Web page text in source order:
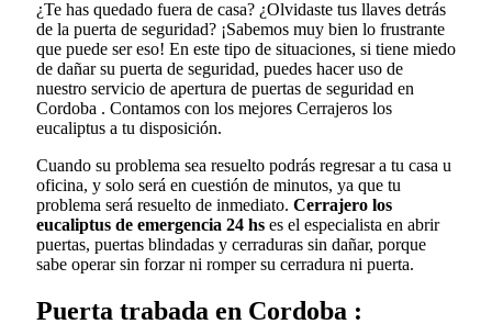
¿Te has quedado fuera de casa? ¿Olvidaste tus llaves detrás
de la puerta de seguridad? ¡Sabemos muy bien lo frustrante
que puede ser eso! En este tipo de situaciones, si tiene miedo
de dañar su puerta de seguridad, puedes hacer uso de
nuestro servicio de apertura de puertas de seguridad en
Cordoba . Contamos con los mejores Cerrajeros los
eucaliptus a tu disposición.
Cuando su problema sea resuelto podrás regresar a tu casa u
oficina, y solo será en cuestión de minutos, ya que tu
problema será resuelto de inmediato. Cerrajero los
eucaliptus de emergencia 24 hs es el especialista en abrir
puertas, puertas blindadas y cerraduras sin dañar, porque
sabe operar sin forzar ni romper su cerradura ni puerta.
Puerta trabada en Cordoba :